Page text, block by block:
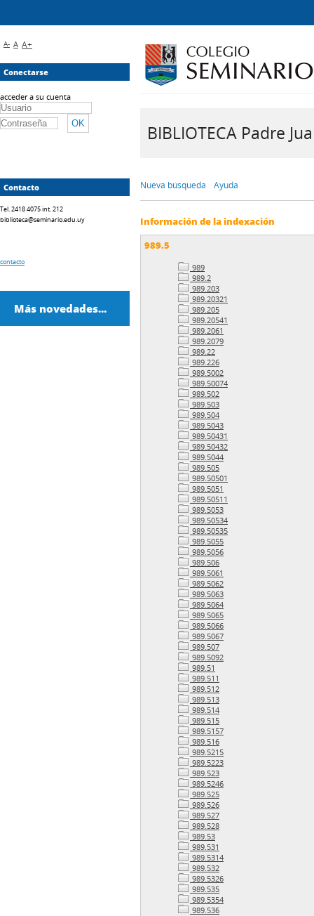
BIBLIOTECA Padre
Nueva búsqueda Ayuda
Información de la indexación
989.5
989
989.2
989.203
989.20321
989.205
989.20541
989.2061
989.2079
989.22
989.226
989.5002
989.50074
989.502
989.503
989.504
989.5043
989.50431
989.50432
989.5044
989.505
989.50501
989.5051
989.50511
989.5053
989.50534
989.50535
989.5055
989.5056
989.506
989.5061
989.5062
989.5063
989.5064
989.5065
989.5066
989.5067
989.507
989.5092
989.51
989.511
989.512
989.513
989.514
989.515
989.5157
989.516
989.5215
989.5223
989.523
989.5246
989.525
989.526
989.527
989.528
989.53
989.531
989.5314
989.532
989.5326
989.535
989.5354
989.536
A- A A+
Conectarse
acceder a su cuenta
Contacto
Tel. 2418 4075 int. 212
biblioteca@seminario.edu.uy
contacto
Más novedades...